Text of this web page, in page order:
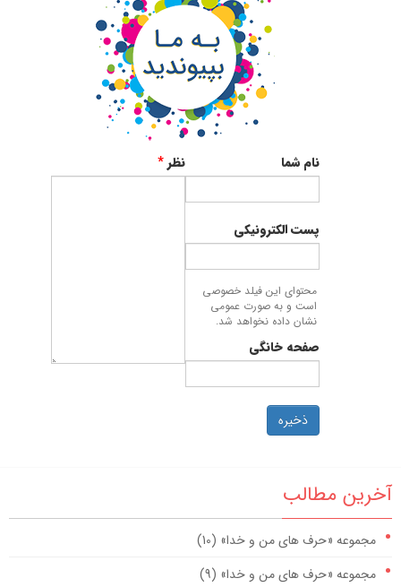
نام شما
پست الکترونیکی
محتوای این فیلد خصوصی
است و به صورت عمومی
نشان داده نخواهد شد.
صفحه خانگی
نظر*
ذخیره
آخرین مطالب
مجموعه «حرف های من و خدا» (10)
مجموعه «حرف های من و خدا» (9)